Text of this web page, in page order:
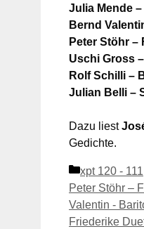
Julia Mende
Bernd
Peter Stöhr –
Uschi Gross
Rolf Schilli –
Julian Belli –
Dazu liest
Gedichte.
Kategorien
xpt 120 - 111
Peter Stöhr –
Valentin -
Friederike